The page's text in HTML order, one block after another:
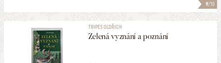
9/10
TRIPES OLDŘICH
Zelená vyznání a poznání